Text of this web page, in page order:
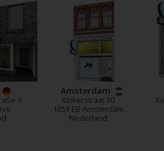
9
Amsterdam
Kinkerstraat 90
1053 EB Amsterdam
Nederland